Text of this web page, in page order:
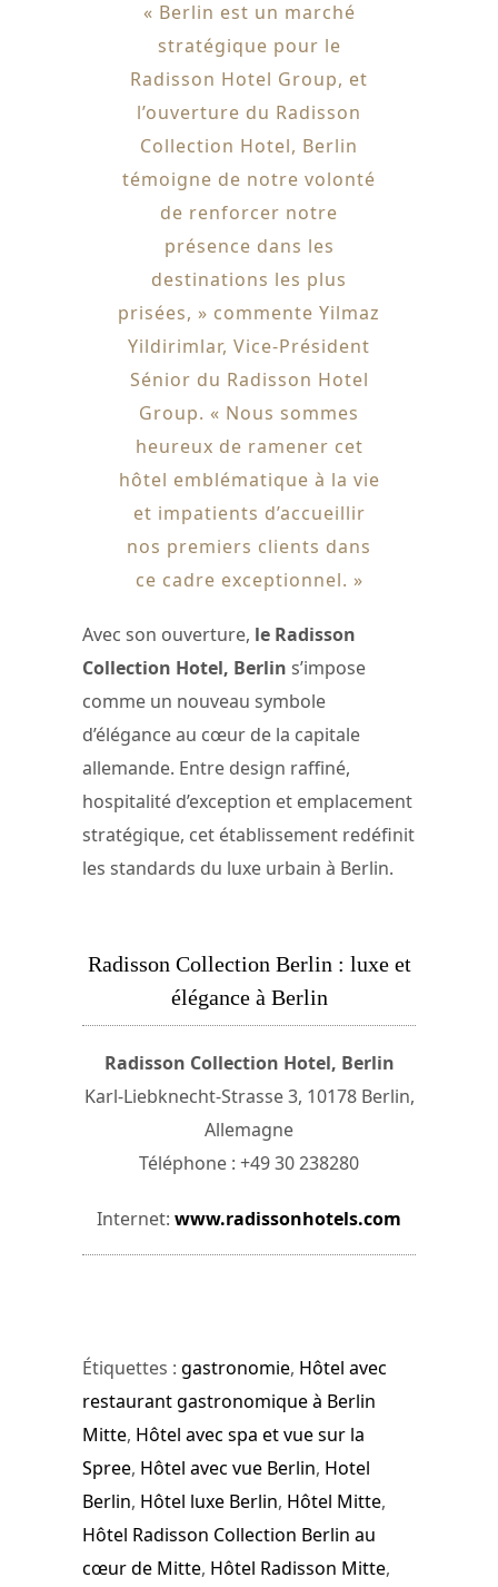
« Berlin est un marché
stratégique pour le
Radisson Hotel Group, et
l’ouverture du Radisson
Collection Hotel, Berlin
témoigne de notre volonté
de renforcer notre
présence dans les
destinations les plus
prisées, » commente Yilmaz
Yildirimlar, Vice-Président
Sénior du Radisson Hotel
Group. « Nous sommes
heureux de ramener cet
hôtel emblématique à la vie
et impatients d’accueillir
nos premiers clients dans
ce cadre exceptionnel. »
Avec son ouverture, le Radisson
Collection Hotel, Berlin s’impose
comme un nouveau symbole
d’élégance au cœur de la capitale
allemande. Entre design raffiné,
hospitalité d’exception et emplacement
stratégique, cet établissement redéfinit
les standards du luxe urbain à Berlin.
Radisson Collection Berlin : luxe et
élégance à Berlin
Radisson Collection Hotel, Berlin
Karl-Liebknecht-Strasse 3, 10178 Berlin,
Allemagne
Téléphone : +49 30 238280
Internet: www.radissonhotels.com
Étiquettes : gastronomie, Hôtel avec
restaurant gastronomique à Berlin
Mitte, Hôtel avec spa et vue sur la
Spree, Hôtel avec vue Berlin, Hotel
Berlin, Hôtel luxe Berlin, Hôtel Mitte,
Hôtel Radisson Collection Berlin au
cœur de Mitte, Hôtel Radisson Mitte,